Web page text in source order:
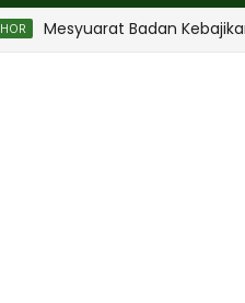
Mesyuarat Badan Kebajikan